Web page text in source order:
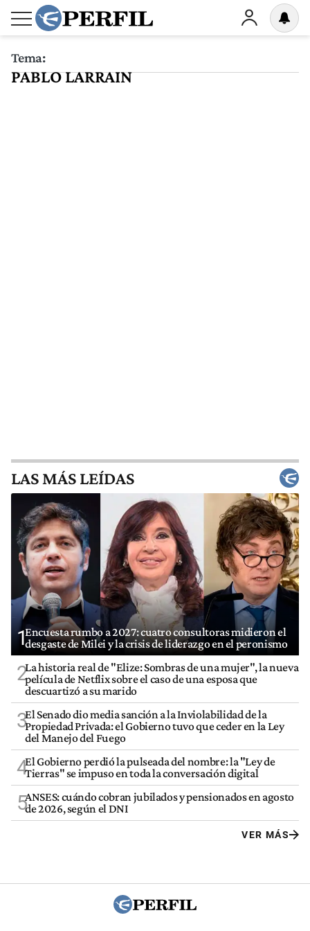
Tema:
PABLO LARRAIN
LAS MÁS LEÍDAS
1Encuesta rumbo a 2027: cuatro consultoras midieron el
desgaste de Milei y la crisis de liderazgo en el peronismo
2La historia real de "Elize: Sombras de una mujer", la nueva
película de Netflix sobre el caso de una esposa que
descuartizó a su marido
3El Senado dio media sanción a la Inviolabilidad de la
Propiedad Privada: el Gobierno tuvo que ceder en la Ley
del Manejo del Fuego
4El Gobierno perdió la pulseada del nombre: la "Ley de
Tierras" se impuso en toda la conversación digital
5ANSES: cuándo cobran jubilados y pensionados en agosto
de 2026, según el DNI
VER MÁS